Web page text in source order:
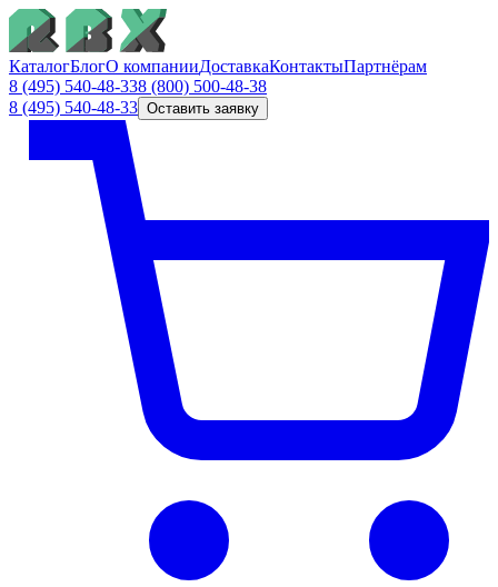
КаталогБлогО компанииДоставкаКонтактыПартнёрам
8 (495) 540-48-338 (800) 500-48-38
8 (495) 540-48-33 Оставить заявку